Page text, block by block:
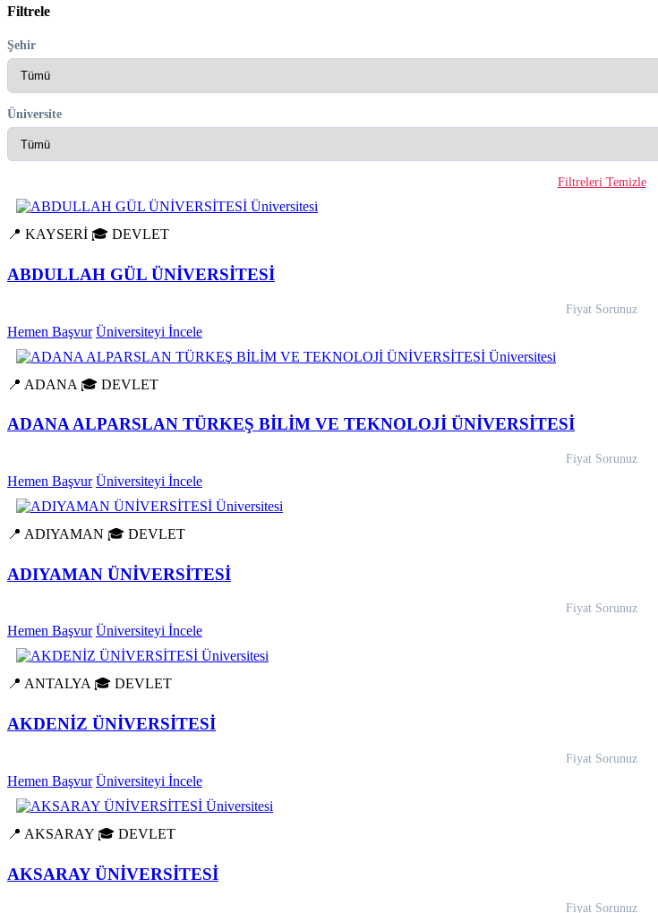
Filtrele
Şehir
Üniversite
Filtreleri Temizle
📍 KAYSERİ 🎓 DEVLET
ABDULLAH GÜL ÜNİVERSİTESİ
Fiyat Sorunuz
Hemen Başvur Üniversiteyi İncele
📍 ADANA 🎓 DEVLET
ADANA ALPARSLAN TÜRKEŞ BİLİM VE TEKNOLOJİ ÜNİVERSİTESİ
Fiyat Sorunuz
Hemen Başvur Üniversiteyi İncele
📍 ADIYAMAN 🎓 DEVLET
ADIYAMAN ÜNİVERSİTESİ
Fiyat Sorunuz
Hemen Başvur Üniversiteyi İncele
📍 ANTALYA 🎓 DEVLET
AKDENİZ ÜNİVERSİTESİ
Fiyat Sorunuz
Hemen Başvur Üniversiteyi İncele
📍 AKSARAY 🎓 DEVLET
AKSARAY ÜNİVERSİTESİ
Fiyat Sorunuz